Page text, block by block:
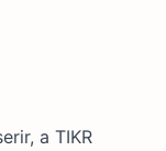
a TIKR